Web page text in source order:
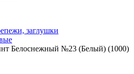
заглушки
Белоснежный №23 (Белый) (1000)